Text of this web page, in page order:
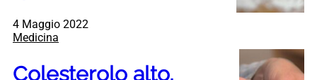
4 Maggio 2022
Medicina
Colesterolo alto,